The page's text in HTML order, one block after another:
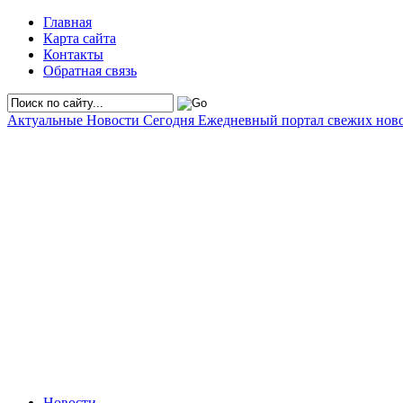
Главная
Карта сайта
Контакты
Обратная связь
Актуальные Новости Сегодня Ежедневный портал свежих